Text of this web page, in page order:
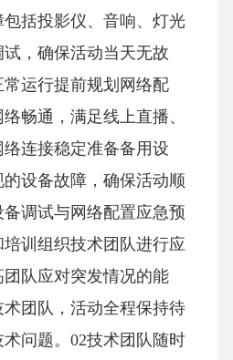
括投影仪、音响、灯光
，确保活动当天无故
运行提前规划网络配
畅通，满足线上直播、
连接稳定准备备用设
设备故障，确保活动顺
调试与网络配置应急预
训组织技术团队进行应
队应对突发情况的能
团队，活动全程保持待
问题。02技术团队随时